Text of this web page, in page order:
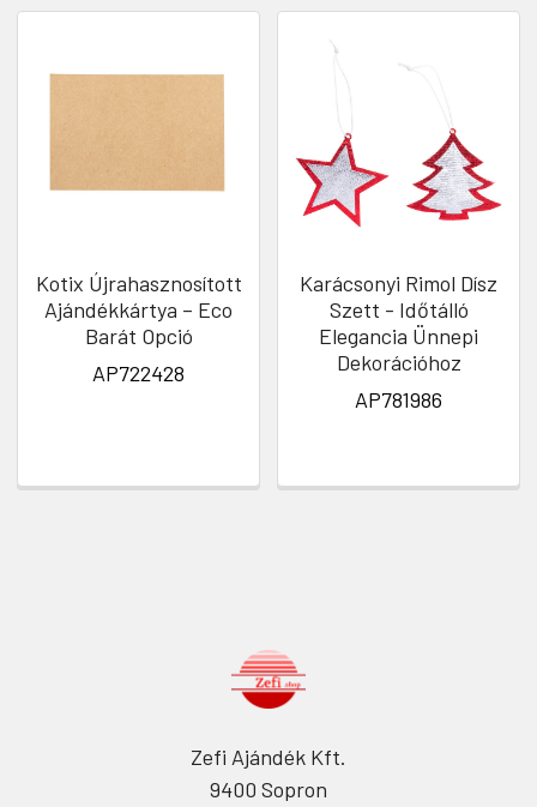
Kotix Újrahasznosított
Ajándékkártya – Eco
Barát Opció
AP722428
Karácsonyi Rimol Dísz
Szett - Időtálló
Elegancia Ünnepi
Dekorációhoz
AP781986
Zefi Ajándék Kft.
9400 Sopron